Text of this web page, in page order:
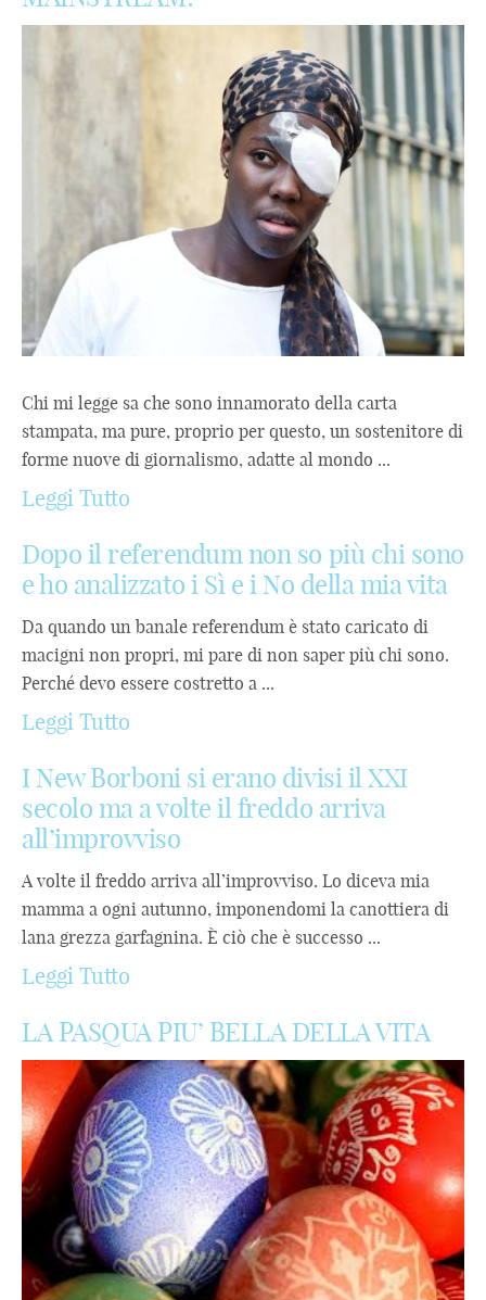
Chi mi legge sa che sono innamorato della carta
stampata, ma pure, proprio per questo, un sostenitore di
forme nuove di giornalismo, adatte al mondo ...
Leggi Tutto
Dopo il referendum non so più chi sono
e ho analizzato i Sì e i No della mia vita
Da quando un banale referendum è stato caricato di
macigni non propri, mi pare di non saper più chi sono.
Perché devo essere costretto a ...
Leggi Tutto
I New Borboni si erano divisi il XXI
secolo ma a volte il freddo arriva
all’improvviso
A volte il freddo arriva all’improvviso. Lo diceva mia
mamma a ogni autunno, imponendomi la canottiera di
lana grezza garfagnina. È ciò che è successo ...
Leggi Tutto
LA PASQUA PIU’ BELLA DELLA VITA